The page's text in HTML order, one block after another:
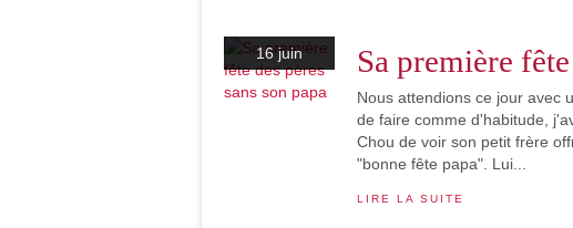
16 juin Sa première
Nous attendions ce jour avec
de faire comme d'habitude,
Chou de voir son petit frère
"bonne fête papa". Lui...
LIRE LA SUITE